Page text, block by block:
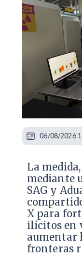
La
mediante
SAG y
X para
ilícitos en
aumentar
fronteras
06/08/2026